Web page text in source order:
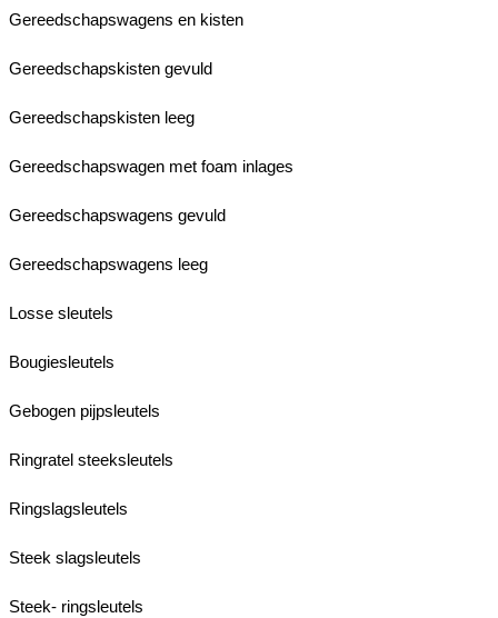
Gereedschapswagens en kisten
Gereedschapskisten gevuld
Gereedschapskisten leeg
Gereedschapswagen met foam inlages
Gereedschapswagens gevuld
Gereedschapswagens leeg
Losse sleutels
Bougiesleutels
Gebogen pijpsleutels
Ringratel steeksleutels
Ringslagsleutels
Steek slagsleutels
Steek- ringsleutels